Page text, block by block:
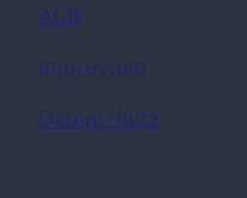
AGB
Impressum
Datenschutz